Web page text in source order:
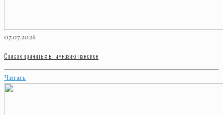
07.07.2026
Список принятых в гимназию-пансион
Читать